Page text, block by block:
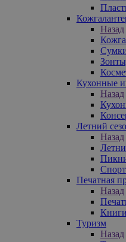
Назад
Кухонные
Назад
Летний
Назад
Печатная
Назад
Книги
Туризм
Назад